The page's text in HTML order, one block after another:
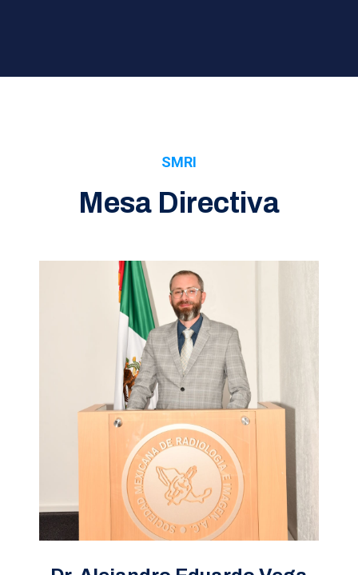
SMRI
Mesa Directiva